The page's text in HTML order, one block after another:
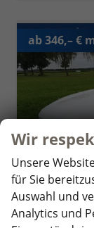
ab 346,– €
Wir
Unsere
für Sie
Auswahl und
Analytics und